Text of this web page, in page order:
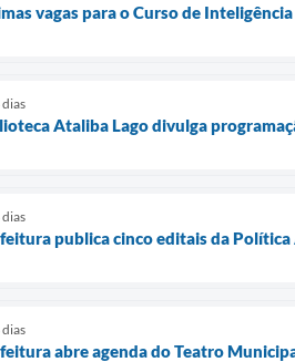
vagas para o Curso de
dias
Ataliba Lago divulga
dias
publica cinco editais da
dias
abre agenda do Teatro